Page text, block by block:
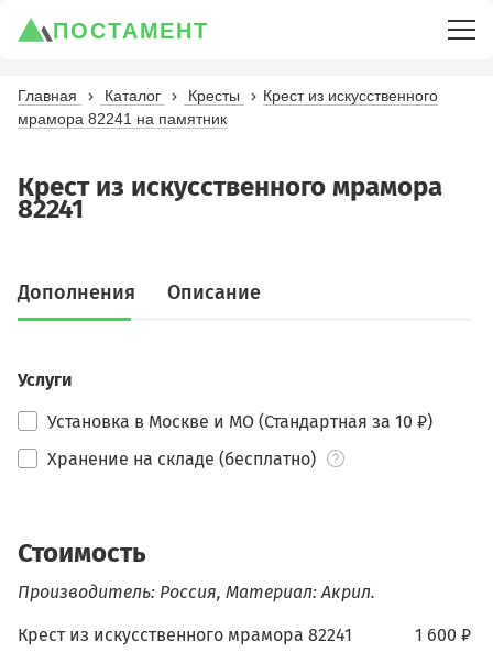
ПОСТАМЕНТ
Главная Каталог Кресты
Крест из искусственного
мрамора 82241 на памятник
Крест из искусственного мрамора
82241
Дополнения Описание
Услуги
Установка в Москве и МО (Стандартная за 10 ₽)
Хранение на складе (бесплатно)
Стоимость
Производитель: Россия, Материал: Акрил.
1 600 ₽
Крест из искусственного мрамора 82241